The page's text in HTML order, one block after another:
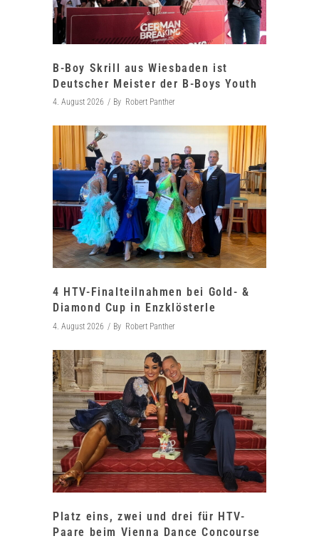
B-Boy Skrill aus Wiesbaden ist
Deutscher Meister der B-Boys Youth
4. August 2026 By Robert Panther
4 HTV-Finalteilnahmen bei Gold- &
Diamond Cup in Enzklösterle
4. August 2026 By Robert Panther
Platz eins, zwei und drei für HTV-
Paare beim Vienna Dance Concourse